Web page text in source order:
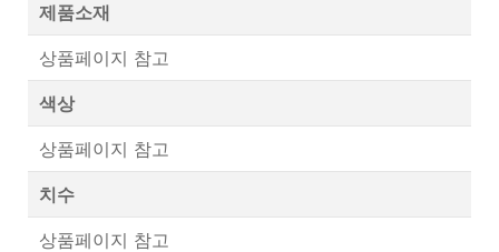
제품소재
상품페이지 참고
색상
상품페이지 참고
치수
상품페이지 참고